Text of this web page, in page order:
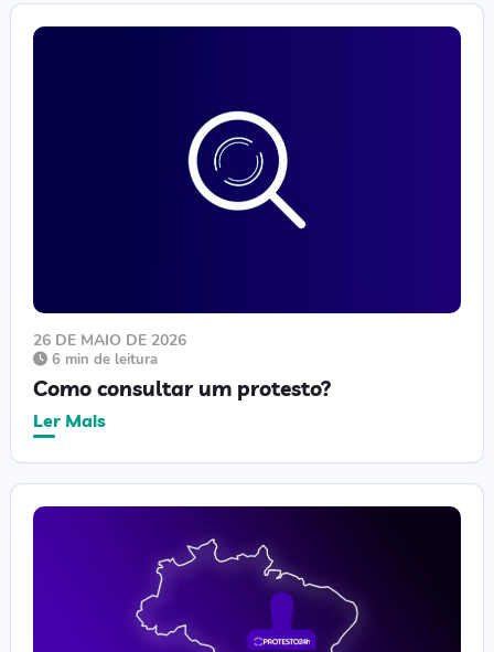
26 DE MAIO DE 2026
6 min de leitura
Como consultar um protesto?
Ler Mais